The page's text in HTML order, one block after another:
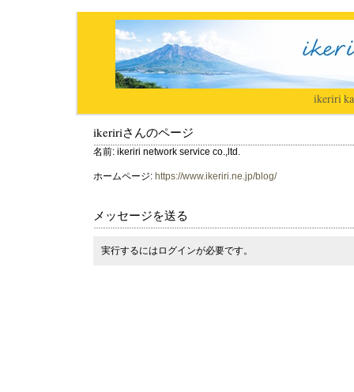
ikeriri|
ikeririさんのページ
名前: ikeriri network service co.,ltd.
ホームページ: https://www.ikeriri.ne.jp/blog/
メッセージを送る
実行するにはログインが必要です。